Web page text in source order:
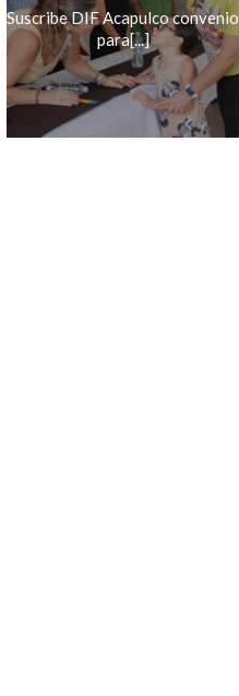
Suscribe DIF Acapulco convenio
para[...]